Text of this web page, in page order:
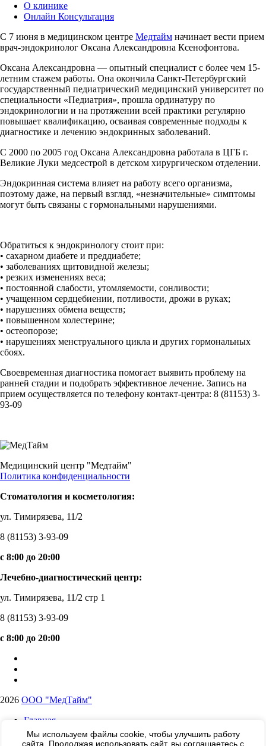
О клинике
Онлайн Консультация
С 7 июня в медицинском центре Медтайм начинает вести прием
врач-эндокринолог Оксана Александровна Ксенофонтова.
Оксана Александровна — опытный специалист с более чем 15-
летним стажем работы. Она окончила Санкт-Петербургский
государственный педиатрический медицинский университет по
специальности «Педиатрия», прошла ординатуру по
эндокринологии и на протяжении всей практики регулярно
повышает квалификацию, осваивая современные подходы к
диагностике и лечению эндокринных заболеваний.
С 2000 по 2005 год Оксана Александровна работала в ЦГБ г.
Великие Луки медсестрой в детском хирургическом отделении.
Эндокринная система влияет на работу всего организма,
поэтому даже, на первый взгляд, «незначительные» симптомы
могут быть связаны с гормональными нарушениями.
Обратиться к эндокринологу стоит при:
• сахарном диабете и преддиабете;
• заболеваниях щитовидной железы;
• резких изменениях веса;
• постоянной слабости, утомляемости, сонливости;
• учащенном сердцебиении, потливости, дрожи в руках;
• нарушениях обмена веществ;
• повышенном холестерине;
• остеопорозе;
• нарушениях менструального цикла и других гормональных
сбоях.
Своевременная диагностика помогает выявить проблему на
ранней стадии и подобрать эффективное лечение. Запись на
прием осуществляется по телефону контакт-центра: 8 (81153) 3-
93-09
Медицинский центр "Медтайм"
Политика конфиденциальности
Стоматология и косметология:
ул. Тимирязева, 11/2
8 (81153) 3-93-09
c 8:00 до 20:00
Лечебно-диагностический центр:
ул. Тимирязева, 11/2 стр 1
8 (81153) 3-93-09
c 8:00 до 20:00
2026 ООО "МедТайм"
Главная
Прайс
Услуги
Мы используем файлы cookie, чтобы улучшить работу
сайта. Продолжая использовать сайт, вы соглашаетесь с